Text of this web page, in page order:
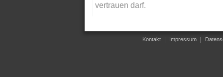
vertrauen darf.
Kontakt Impressum